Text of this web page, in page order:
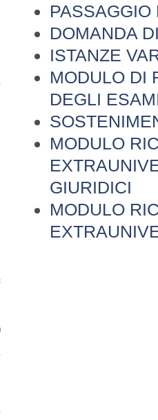
PASSAGGIO
DOMANDA
ISTANZE
MODULO DI
DEGLI
MODULO
GIURIDICI
MODULO